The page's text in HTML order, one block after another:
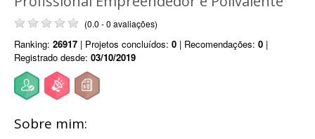
(0.0 - 0 avaliações)
Ranking: 26917 | Projetos concluídos: 0 | Recomendações: 0 |
Registrado desde: 03/10/2019
Sobre mim: